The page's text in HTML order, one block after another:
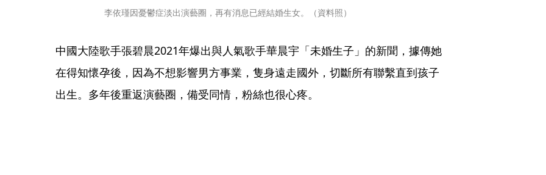
李依瑾因憂鬱症淡出演藝圈，再有消息已經結婚生女。（資料照）
中國大陸歌手張碧晨2021年爆出與人氣歌手華晨宇「未婚生子」的新聞，據傳她
在得知懷孕後，因為不想影響男方事業，隻身遠走國外，切斷所有聯繫直到孩子
出生。多年後重返演藝圈，備受同情，粉絲也很心疼。